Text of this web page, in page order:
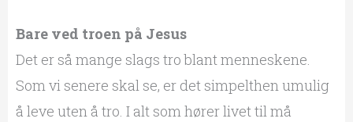
Bare ved troen på Jesus
Det er så mange slags tro blant menneskene.
Som vi senere skal se, er det simpelthen umulig
å leve uten å tro. I alt som hører livet til må